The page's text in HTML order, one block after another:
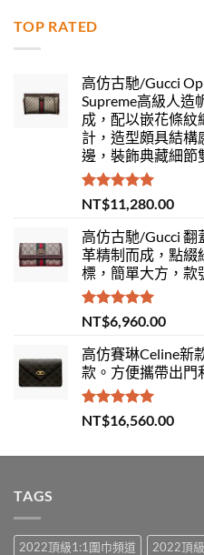
TOP RATED
高仿古馳/Gucci
Supreme高級人造
成，配以嵌花條紋
計，造型頗具結構
邊，裝飾典藏細節
評分5.00
滿分 5
NT$11,280.00
高仿古馳/Gucci
革精制而成，點綴
標，簡單大方，款
評分 5.00
滿分 5
NT$6,960.00
高仿賽琳Celine新
款。方便攜帶出門
評分5.00
滿分 5
NT$16,560.00
TAGS
2022頂級1:1圍巾頻道
2022頂